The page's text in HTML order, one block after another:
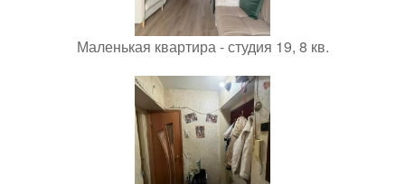
Маленькая квартира - студия 19, 8 кв.